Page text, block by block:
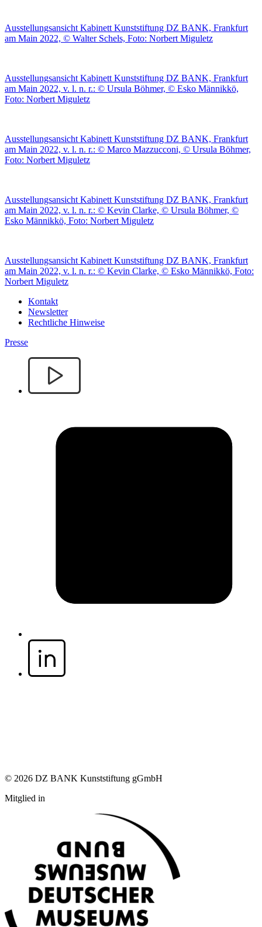
Ausstellungsansicht Kabinett Kunststiftung DZ BANK, Frankfurt
am Main 2022, © Walter Schels, Foto: Norbert Miguletz
Ausstellungsansicht Kabinett Kunststiftung DZ BANK, Frankfurt
am Main 2022, v. l. n. r.: © Ursula Böhmer, © Esko Männikkö,
Foto: Norbert Miguletz
Ausstellungsansicht Kabinett Kunststiftung DZ BANK, Frankfurt
am Main 2022, v. l. n. r.: © Marco Mazzucconi, © Ursula Böhmer,
Foto: Norbert Miguletz
Ausstellungsansicht Kabinett Kunststiftung DZ BANK, Frankfurt
am Main 2022, v. l. n. r.: © Kevin Clarke, © Ursula Böhmer, ©
Esko Männikkö, Foto: Norbert Miguletz
Ausstellungsansicht Kabinett Kunststiftung DZ BANK, Frankfurt
am Main 2022, v. l. n. r.: © Kevin Clarke, © Esko Männikkö, Foto:
Norbert Miguletz
Kontakt
Newsletter
Rechtliche Hinweise
Presse
© 2026 DZ BANK Kunststiftung gGmbH
Mitglied in